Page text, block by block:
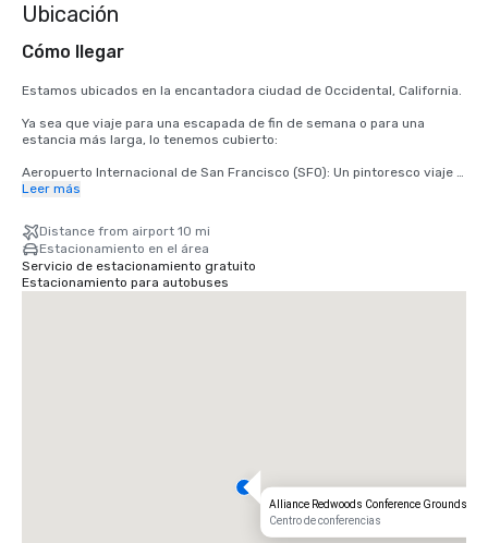
Ubicación
Cómo llegar
Estamos ubicados en la encantadora ciudad de Occidental, California.
Ya sea que viaje para una escapada de fin de semana o para una
estancia más larga, lo tenemos cubierto:
Aeropuerto Internacional de San Francisco (SFO): Un pintoresco viaje
de 2 horas lo lleva desde la llegada hasta la relajación.
Aeropuerto Charles M. Schulz — Sonoma County (STS) de Santa Rosa: a
solo 35 minutos de nuestra puerta: la ruta más rápida hacia su retiro
rústico.
Leer más
Distance from airport 10 mi
Estacionamiento en el área
Servicio de estacionamiento gratuito
Estacionamiento para autobuses
Alliance Redwoods Conference Grounds
Centro de conferencias